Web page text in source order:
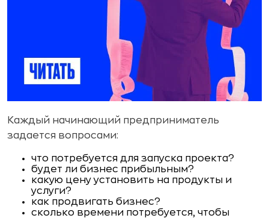
Каждый начинающий предприниматель
задается вопросами:
что потребуется для запуска проекта?
будет ли бизнес прибыльным?
какую цену установить на продукты и
услуги?
как продвигать бизнес?
сколько времени потребуется, чтобы